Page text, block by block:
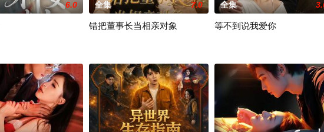
6.0 全集 7.0
错把董事长当相亲对象
全集
等不到说我爱你